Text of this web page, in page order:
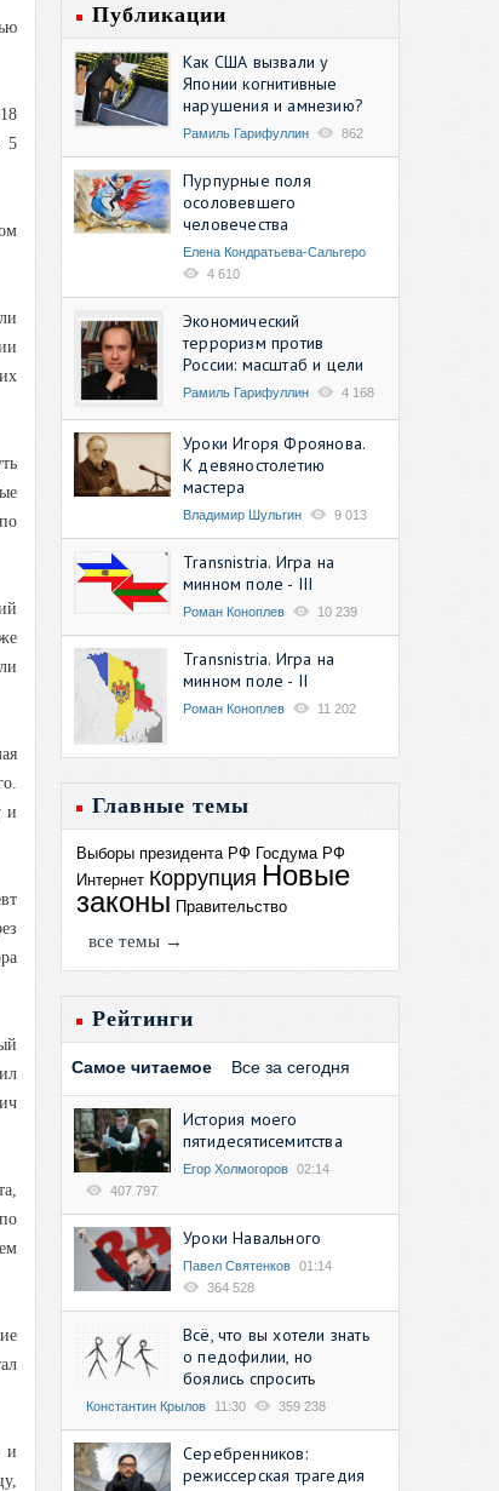
5
и
и
Публикации
Как США вызвали у
Японии когнитивные
нарушения и амнезию?
Рамиль Гарифуллин 862
Пурпурные поля
осоловевшего
человечества
Елена Кондратьева-Сальгеро
4 610
Экономический
терроризм против
России: масштаб и цели
Рамиль Гарифуллин 4 168
Уроки Игоря Фроянова.
К девяностолетию
мастера
Владимир Шульгин 9 013
Transnistria. Игра на
минном поле - III
Роман Коноплев 10 239
Transnistria. Игра на
минном поле - II
Роман Коноплев 11 202
Главные темы
Выборы президента РФ Госдума РФ
Интернет Коррупция Новые
законы Правительство
все темы →
Рейтинги
Самое читаемое Все за сегодня
История моего
пятидесятисемитства
Егор Холмогоров 02:14
407 797
Уроки Навального
Павел Святенков 01:14
364 528
Всё, что вы хотели знать
о педофилии, но
боялись спросить
Константин Крылов 11:30 359 238
Серебренников:
режиссерская трагедия